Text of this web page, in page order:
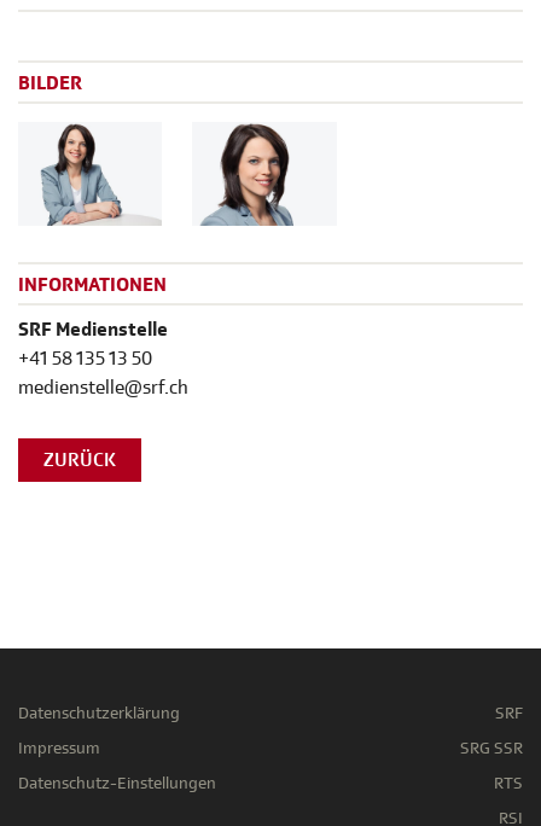
BILDER
INFORMATIONEN
SRF Medienstelle
+41 58 135 13 50
medienstelle@srf.ch
ZURÜCK
Datenschutzerklärung
Impressum
Datenschutz-Einstellungen
SRF
SRG SSR
RTS
RSI